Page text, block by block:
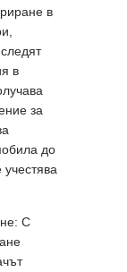
в
в
за
до
учестява
С